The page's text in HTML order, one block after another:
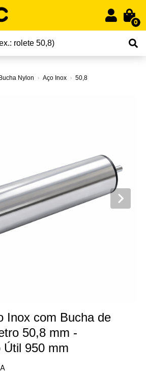
0
Nylon Aço Inox 50,8
Inox com Bucha de
50,8 mm -
Útil 950 mm